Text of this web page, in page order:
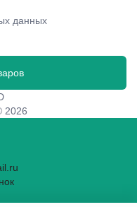
данных
2026